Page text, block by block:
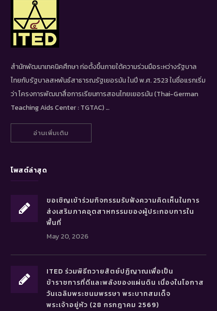
สำนักพัฒนาเทคนิคศึกษา ก่อตั้งขึ้นภายใต้ความร่วมมือระหว่างรัฐบาล
ไทยกับรัฐบาลสหพันธ์สาธารณรัฐเยอรมัน ในปี พ.ศ. 2523 ในชื่อแรกเริ่ม
ว่า โครงการพัฒนาสื่อการเรียนการสอนไทยเยอรมัน (Thai-German
Teaching Aids Center : TGTAC) …
อ่านเพิ่มเติม
โพสต์ล่าสุด
ขอเชิญเข้าร่วมกิจกรรมรับฟังความคิดเห็นในการ
ส่งเสริมภาคอุตสาหกรรมของผู้ประกอบการใน
พื้นที่
May 20, 2026
ITED ร่วมพิธีถวายสัตย์ปฏิญาณเพื่อเป็น
ข้าราชการที่ดีและพลังของแผ่นดิน เนื่องในโอกาส
วันเฉลิมพระชนมพรรษา พระบาทสมเด็จ
พระเจ้าอยู่หัว (28 กรกฎาคม 2569)